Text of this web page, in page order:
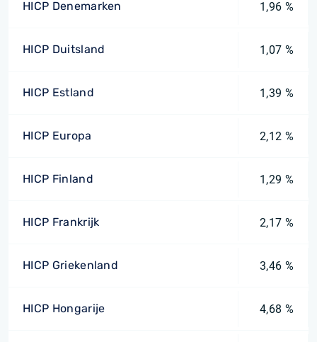
HICP Denemarken 1,96 %
HICP Duitsland 1,07 %
HICP Estland 1,39 %
HICP Europa 2,12 %
HICP Finland 1,29 %
HICP Frankrijk 2,17 %
HICP Griekenland 3,46 %
HICP Hongarije 4,68 %